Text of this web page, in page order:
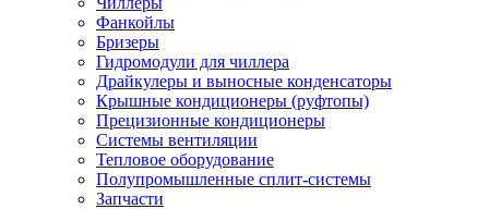
Фанкойлы
Бризеры
Гидромодули для чиллера
Драйкулеры и выносные конденсаторы
Крышные кондиционеры (руфтопы)
Прецизионные кондиционеры
Системы вентиляции
Тепловое оборудование
Полупромышленные сплит-системы
Запчасти